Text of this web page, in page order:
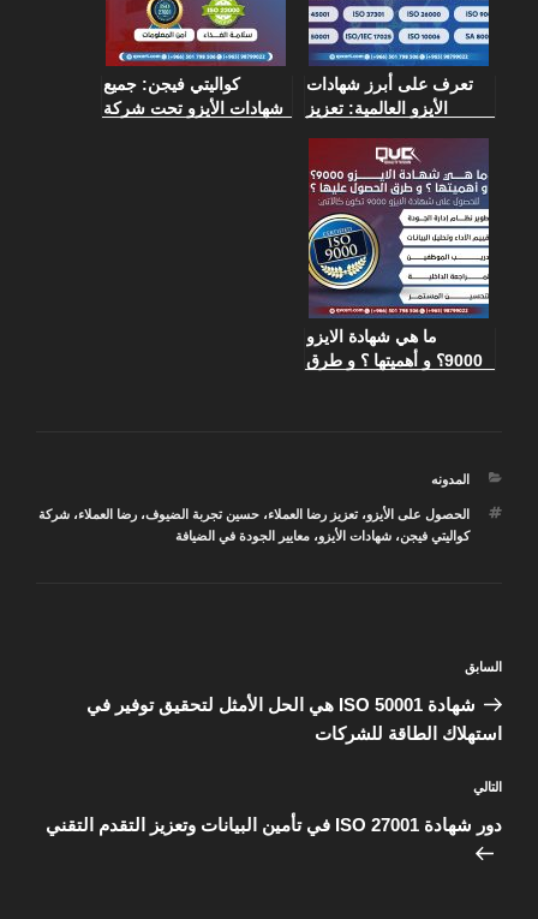
تعرف على أبرز شهادات
الأيزو العالمية: تعزيز
المؤسسات
كواليتي فيجن: جميع
شهادات الأيزو تحت شركة
ما هي شهادة الايزو
9000؟ و أهميتها ؟ و طرق
التصنيفات
المدونه
الوسوم
الحصول على الأيزو،تعزيز رضا العملاء،حسين تجربة الضيوف،رضا العملاء،شركة
كواليتي فيجن،شهادات الأيزو،معايير الجودة في الضيافة
المقالة
السابقة
السابق
شهادة ISO 50001 هي الحل الأمثل لتحقيق توفير في
استهلاك الطاقة للشركات
المقالة
التالية
التالي
دور شهادة ISO 27001 في تأمين البيانات وتعزيز التقدم التقني